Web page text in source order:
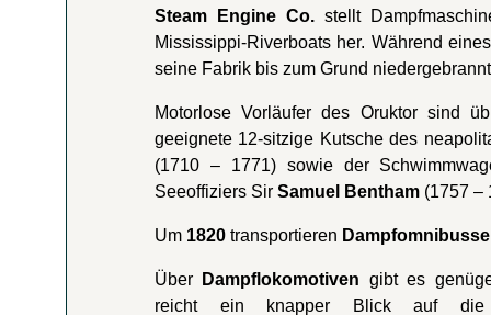
Steam Engine Co. stellt
Mississippi-Riverboats her. Während
seine Fabrik bis zum Grund
Motorlose Vorläufer des Oruktor sind
geeignete 12-sitzige Kutsche des
(1710 – 1771) sowie der
Seeoffiziers Sir Samuel Bentham (1757 –
Um 1820 transportieren Dampfomnibusse
Über Dampflokomotiven gibt es
reicht ein knapper Blick auf die